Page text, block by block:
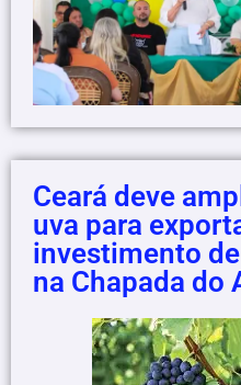
Ceará deve
uva para
investimento
na Chapada do